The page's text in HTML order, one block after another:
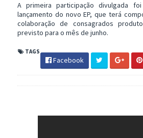
A primeira participação divulgada
lançamento do novo EP, que terá
colaboração de consagrados
previsto para o mês de junho.
TAGS
Facebook